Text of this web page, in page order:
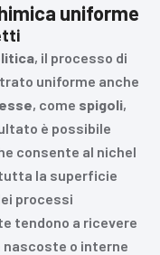
uniforme
, il processo di
uniforme anche
, come spigoli,
è possibile
consente al nichel
la superficie
processi
tendono a ricevere
nascoste o interne